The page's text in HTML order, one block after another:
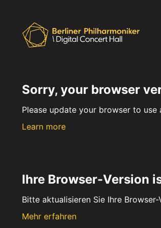
Sorry, your browser
Please update your browser to
Learn more
Ihre Browser-Version
Bitte aktualisieren Sie Ihre
Mehr erfahren